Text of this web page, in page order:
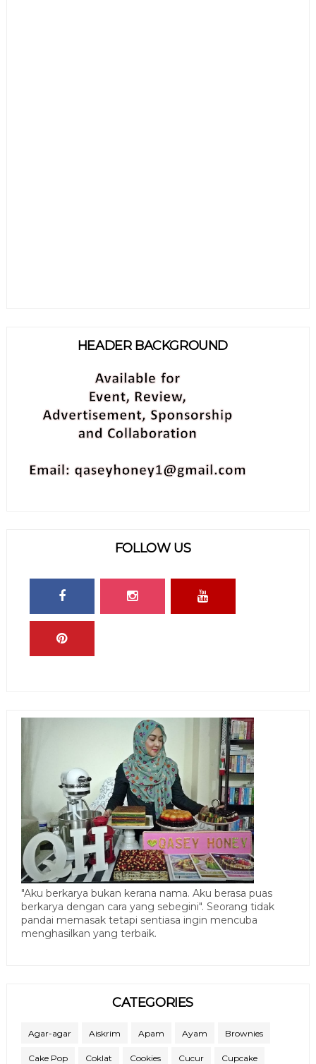
HEADER BACKGROUND
FOLLOW US
"Aku berkarya bukan kerana nama. Aku berasa puas
berkarya dengan cara yang sebegini". Seorang tidak
pandai memasak tetapi sentiasa ingin mencuba
menghasilkan yang terbaik.
CATEGORIES
Agar-agar Aiskrim Apam Ayam Brownies
Cake Pop Coklat Cookies Cucur Cupcake